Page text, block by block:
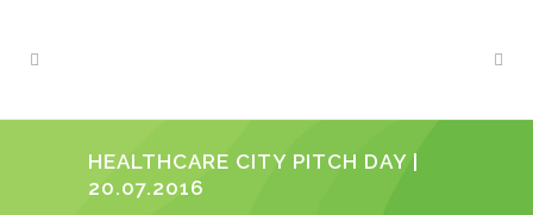
HEALTHCARE CITY PITCH DAY |
20.07.2016